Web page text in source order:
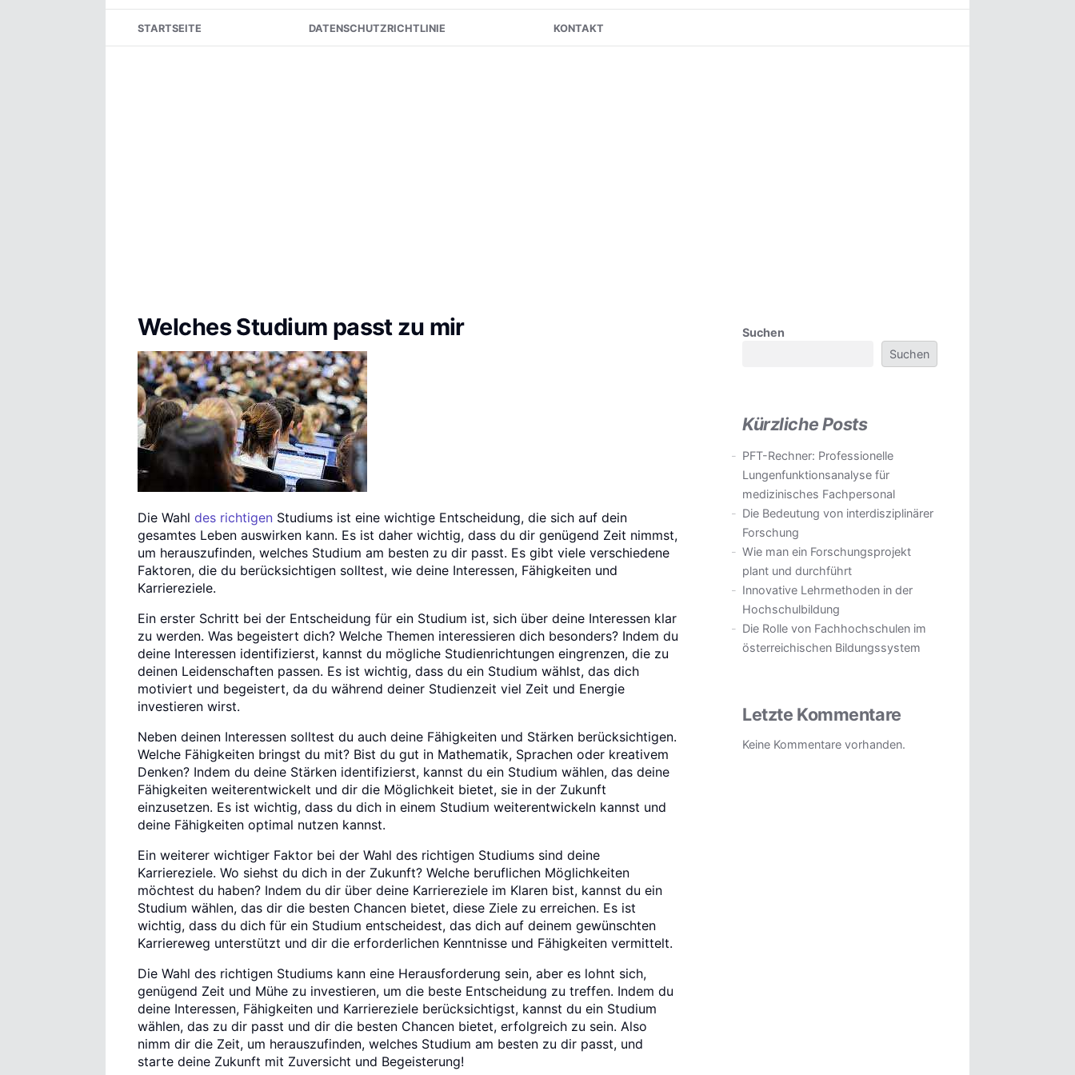
to
STARTSEITE DATENSCHUTZRICHTLINIE KONTAKT
Welches Studium passt zu mir
Die Wahl des richtigen Studiums ist eine wichtige Entscheidung, die sich auf dein
gesamtes Leben auswirken kann. Es ist daher wichtig, dass du dir genügend Zeit nimmst,
um herauszufinden, welches Studium am besten zu dir passt. Es gibt viele verschiedene
Faktoren, die du berücksichtigen solltest, wie deine Interessen, Fähigkeiten und
Karriereziele.
Ein erster Schritt bei der Entscheidung für ein Studium ist, sich über deine Interessen klar
zu werden. Was begeistert dich? Welche Themen interessieren dich besonders? Indem du
deine Interessen identifizierst, kannst du mögliche Studienrichtungen eingrenzen, die zu
deinen Leidenschaften passen. Es ist wichtig, dass du ein Studium wählst, das dich
motiviert und begeistert, da du während deiner Studienzeit viel Zeit und Energie
investieren wirst.
Neben deinen Interessen solltest du auch deine Fähigkeiten und Stärken berücksichtigen.
Welche Fähigkeiten bringst du mit? Bist du gut in Mathematik, Sprachen oder kreativem
Denken? Indem du deine Stärken identifizierst, kannst du ein Studium wählen, das deine
Fähigkeiten weiterentwickelt und dir die Möglichkeit bietet, sie in der Zukunft
einzusetzen. Es ist wichtig, dass du dich in einem Studium weiterentwickeln kannst und
deine Fähigkeiten optimal nutzen kannst.
Ein weiterer wichtiger Faktor bei der Wahl des richtigen Studiums sind deine
Karriereziele. Wo siehst du dich in der Zukunft? Welche beruflichen Möglichkeiten
möchtest du haben? Indem du dir über deine Karriereziele im Klaren bist, kannst du ein
Studium wählen, das dir die besten Chancen bietet, diese Ziele zu erreichen. Es ist
wichtig, dass du dich für ein Studium entscheidest, das dich auf deinem gewünschten
Karriereweg unterstützt und dir die erforderlichen Kenntnisse und Fähigkeiten vermittelt.
Die Wahl des richtigen Studiums kann eine Herausforderung sein, aber es lohnt sich,
genügend Zeit und Mühe zu investieren, um die beste Entscheidung zu treffen. Indem du
deine Interessen, Fähigkeiten und Karriereziele berücksichtigst, kannst du ein Studium
wählen, das zu dir passt und dir die besten Chancen bietet, erfolgreich zu sein. Also
nimm dir die Zeit, um herauszufinden, welches Studium am besten zu dir passt, und
starte deine Zukunft mit Zuversicht und Begeisterung!
Suchen
Suchen
Kürzliche Posts
PFT-Rechner: Professionelle
Lungenfunktionsanalyse für
medizinisches Fachpersonal
Die Bedeutung von interdisziplinärer
Forschung
Wie man ein Forschungsprojekt
plant und durchführt
Innovative Lehrmethoden in der
Hochschulbildung
Die Rolle von Fachhochschulen im
österreichischen Bildungssystem
Letzte Kommentare
Keine Kommentare vorhanden.